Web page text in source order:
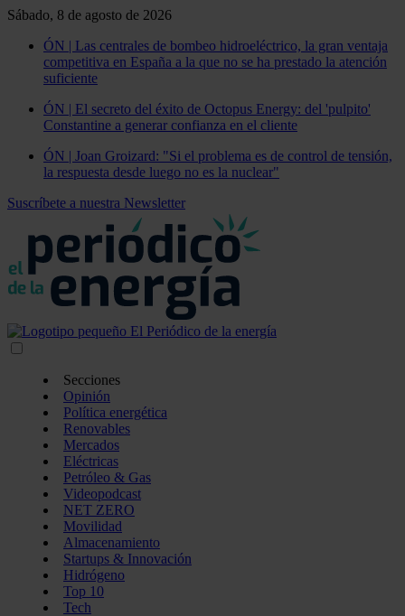
Sábado, 8 de agosto de 2026
ÓN | Las centrales de bombeo hidroeléctrico, la gran ventaja
competitiva en España a la que no se ha prestado la atención
suficiente
ÓN | El secreto del éxito de Octopus Energy: del 'pulpito'
Constantine a generar confianza en el cliente
ÓN | Joan Groizard: "Si el problema es de control de tensión,
la respuesta desde luego no es la nuclear"
Suscríbete a nuestra Newsletter
Secciones
Opinión
Política energética
Renovables
Mercados
Eléctricas
Petróleo & Gas
Videopodcast
NET ZERO
Movilidad
Almacenamiento
Startups & Innovación
Hidrógeno
Top 10
Tech